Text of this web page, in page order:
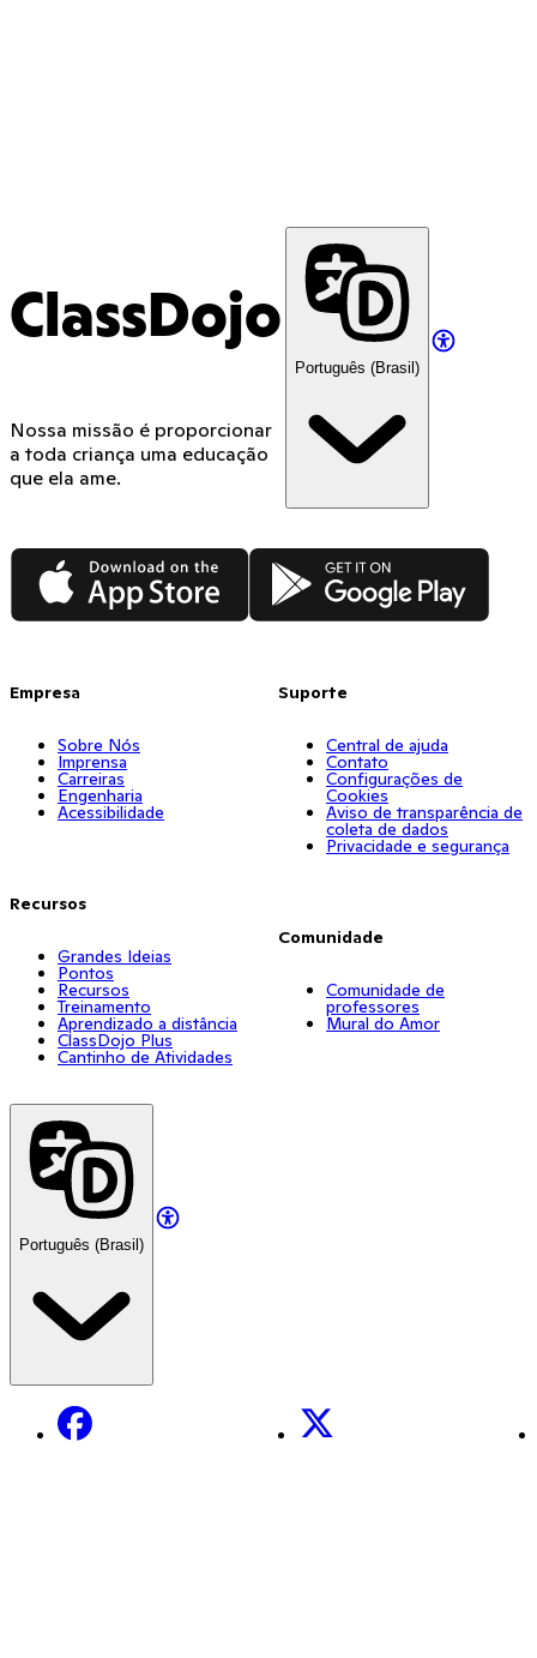
ClassDojo
Nossa missão é proporcionar
a toda criança uma educação
que ela ame.
Português (Brasil)
App Store Google Play
Empresa
Sobre Nós
Imprensa
Carreiras
Engenharia
Acessibilidade
Recursos
Grandes Ideias
Pontos
Recursos
Treinamento
Aprendizado a distância
ClassDojo Plus
Cantinho de Atividades
Suporte
Central de ajuda
Contato
Configurações de
Cookies
Aviso de transparência de
coleta de dados
Privacidade e segurança
Comunidade
Comunidade de
professores
Mural do Amor
Português (Brasil)
Facebook X